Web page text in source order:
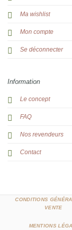
Ma wishlist
Mon compte
Se déconnecter
Information
Le concept
FAQ
Nos revendeurs
Contact
CONDITIONS
VENTE
MENTIONS